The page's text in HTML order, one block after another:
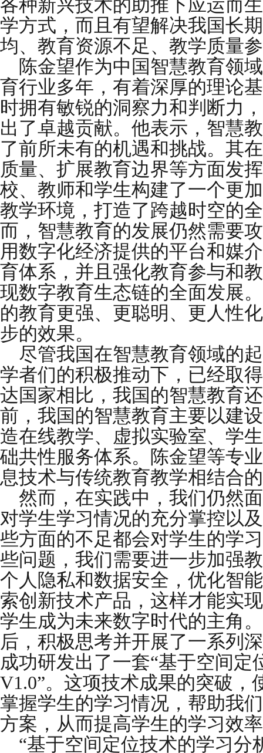
各种新兴技术的助推下应运而
学方式，而且有望解决我国长
均、教育资源不足、教学质量
陈金望作为中国智慧教育领
育行业多年，有着深厚的理论
时拥有敏锐的洞察力和判断力
出了卓越贡献。他表示，智慧
了前所未有的机遇和挑战。其
质量、扩展教育边界等方面发
校、教师和学生构建了一个更
教学环境，打造了跨越时空的
而，智慧教育的发展仍然需要
用数字化经济提供的平台和媒
育体系，并且强化教育参与和
现数字教育生态链的全面发展
的教育更强、更聪明、更人性
步的效果。
尽管我国在智慧教育领域的
学者们的积极推动下，已经取
达国家相比，我国的智慧教育
前，我国的智慧教育主要以建
造在线教学、虚拟实验室、学
础共性服务体系。陈金望等专
息技术与传统教育教学相结合
然而，在实践中，我们仍然
对学生学习情况的充分掌控以
些方面的不足都会对学生的学
些问题，我们需要进一步加强
个人隐私和数据安全，优化智
索创新技术产品，这样才能实
学生成为未来数字时代的主角
后，积极思考并开展了一系列
成功研发出了一套“基于空间定
V1.0”。这项技术成果的突破，
掌握学生的学习情况，帮助我
方案，从而提高学生的学习效
“基于空间定位技术的学习分